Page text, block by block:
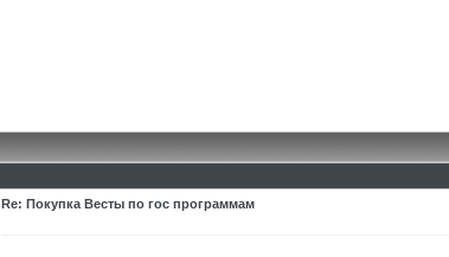
Re: Покупка Весты по гос программам